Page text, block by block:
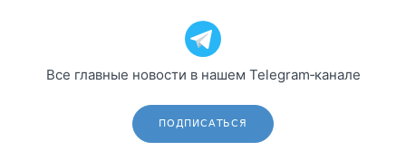
Все главные новости в нашем Telegram‑канале
ПОДПИСАТЬСЯ